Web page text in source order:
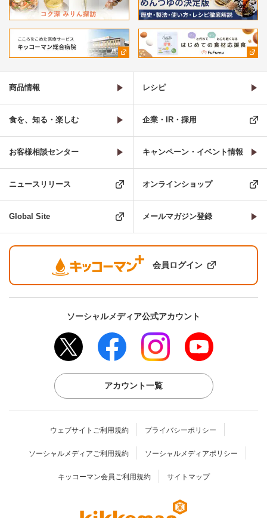
商品情報 レシピ
食を、知る・楽しむ 企業・IR・採用
お客様相談センター キャンペーン・イベント情報
ニュースリリース オンラインショップ
Global Site メールマガジン登録
会員ログイン
ソーシャルメディア公式アカウント
アカウント一覧
ウェブサイトご利用規約 プライバシーポリシー
ソーシャルメディアご利用規約 ソーシャルメディアポリシー
キッコーマン会員ご利用規約 サイトマップ